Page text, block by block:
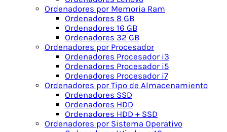
Ordenadores por Memoria Ram
Ordenadores 8 GB
Ordenadores 16 GB
Ordenadores 32 GB
Ordenadores por Procesador
Ordenadores Procesador i3
Ordenadores Procesador i5
Ordenadores Procesador i7
Ordenadores por Tipo de Almacenamiento
Ordenadores SSD
Ordenadores HDD
Ordenadores HDD + SSD
Ordenadores por Sistema Operativo